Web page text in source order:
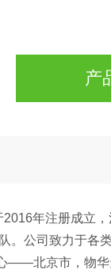
产
2016年注册成立
。公司致力于各
——北京市，物